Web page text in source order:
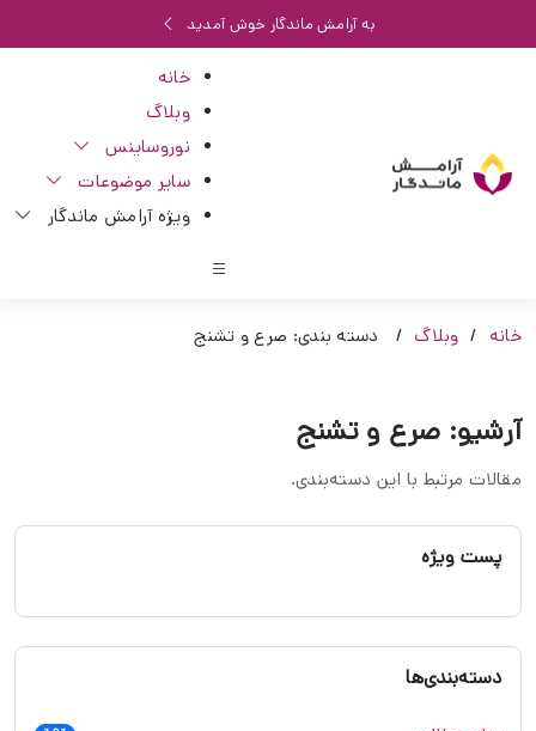
به آرامش ماندگار خوش آمدید
خانه
وبلاگ
نوروساینس
سایر موضوعات
ویژه آرامش ماندگار
خانه وبلاگ دسته بندی: صرع و تشنج
آرشیو: صرع و تشنج
مقالات مرتبط با این دسته‌بندی.
پست ویژه
دسته‌بندی‌ها